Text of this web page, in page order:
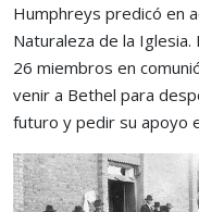
Humphreys predicó en
Naturaleza de la
26 miembros en
venir a Bethel para
futuro y pedir su apoyo